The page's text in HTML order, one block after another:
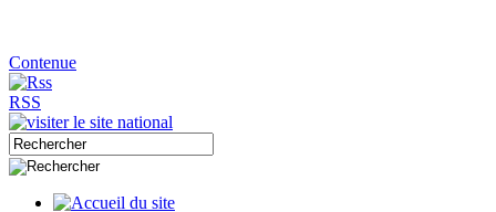
Contenue
RSS